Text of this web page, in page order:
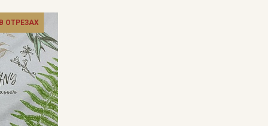
ОТРЕЗАХ
промокоды и скидки до 30% на узкие
Электронная почта